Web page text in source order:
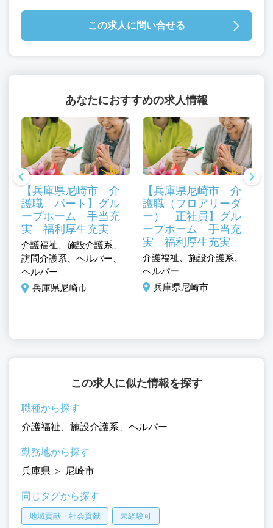
この求人に問い合せる
あなたにおすすめの求人情報
【兵庫県尼崎市 介
護職 パート】グル
ープホーム 手当充
実 福利厚生充実
介護福祉、施設介護系、
訪問介護系、ヘルパー、
ヘルパー
兵庫県尼崎市
【兵庫県尼崎市 介
護職（フロアリーダ
ー） 正社員】グル
ープホーム 手当充
実 福利厚生充実
介護福祉、施設介護系、
ヘルパー
兵庫県尼崎市
この求人に似た情報を探す
職種から探す
介護福祉
施設介護系 ヘルパー
勤務地から探す
兵庫県 ＞ 尼崎市
同じタグから探す
地域貢献・社会貢献 未経験可